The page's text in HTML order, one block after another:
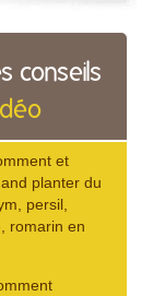
conseils
et
planter du
persil,
romarin en